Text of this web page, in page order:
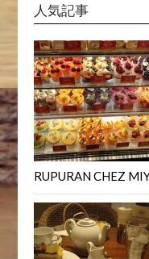
人気記事
RUPURAN CHEZ